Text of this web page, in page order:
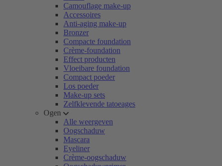
Camouflage make-up
Accessoires
Anti-aging make-up
Bronzer
Compacte foundation
Crème-foundation
Effect producten
Vloeibare foundation
Compact poeder
Los poeder
Make-up sets
Zelfklevende tatoeages
Ogen
Alle weergeven
Oogschaduw
Mascara
Eyeliner
Crème-oogschaduw